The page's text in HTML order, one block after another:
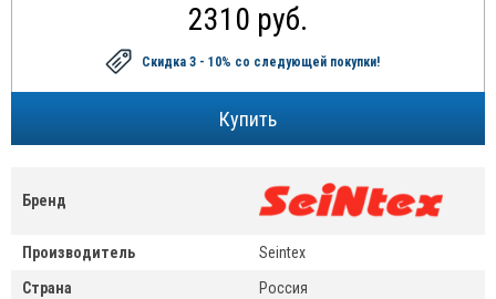
2310 руб.
Скидка 3 - 10% со следующей покупки!
Бренд
Производитель
Seintex
Страна
Россия